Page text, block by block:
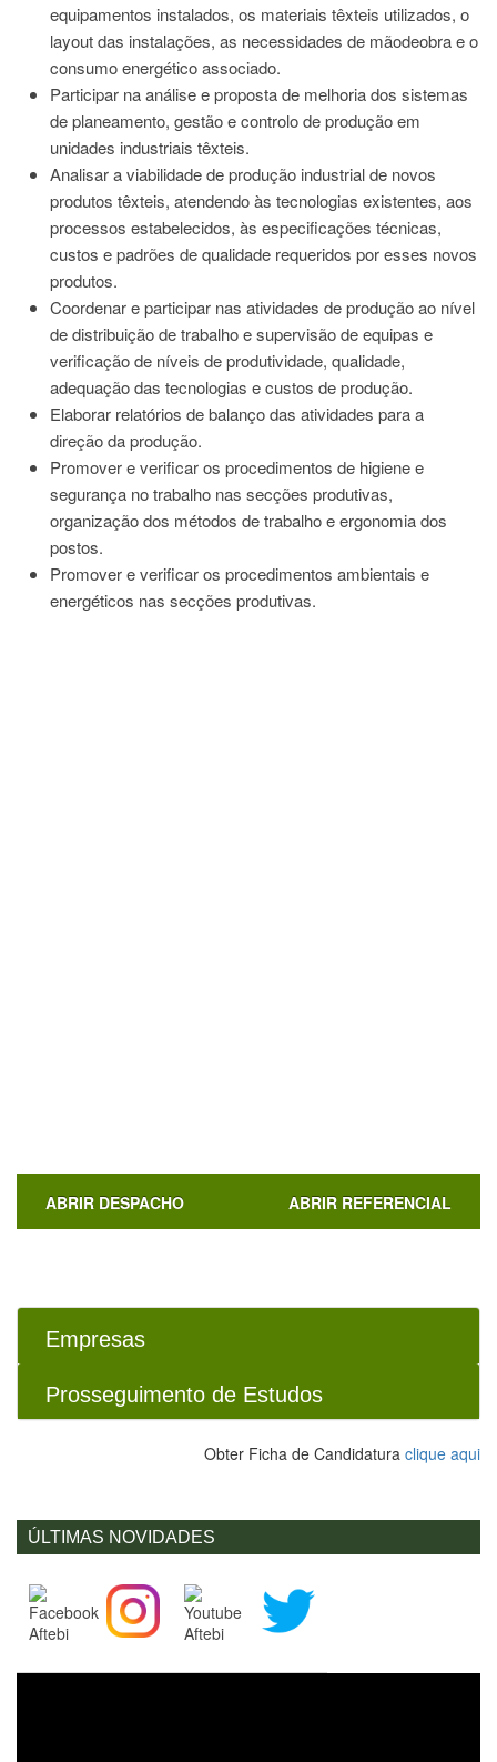
equipamentos instalados, os materiais têxteis utilizados, o
layout das instalações, as necessidades de mão­de­obra e o
consumo energético associado.
Participar na análise e proposta de melhoria dos sistemas
de planeamento, gestão e controlo de produção em
unidades industriais têxteis.
Analisar a viabilidade de produção industrial de novos
produtos têxteis, atendendo às tecnologias existentes, aos
processos estabelecidos, às especificações técnicas,
custos e padrões de qualidade requeridos por esses novos
produtos.
Coordenar e participar nas atividades de produção ao nível
de distribuição de trabalho e supervisão de equipas e
verificação de níveis de produtividade, qualidade,
adequação das tecnologias e custos de produção.
Elaborar relatórios de balanço das atividades para a
direção da produção.
Promover e verificar os procedimentos de higiene e
segurança no trabalho nas secções produtivas,
organização dos métodos de trabalho e ergonomia dos
postos.
Promover e verificar os procedimentos ambientais e
energéticos nas secções produtivas.
ABRIR DESPACHO ABRIR REFERENCIAL
Empresas
Prosseguimento de Estudos
Obter Ficha de Candidatura clique aqui
ÚLTIMAS NOVIDADES